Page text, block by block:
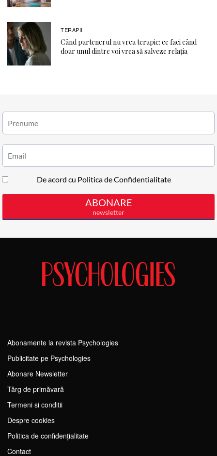
TERAPII
Când partenerul nu vrea terapie: ce faci când
doar unul dintre voi vrea să salveze relația
Abonamente la revista Psychologies
Publicitate pe Psychologies
Abonare Newsletter
Tărg de primăvară
Termeni si conditii
Despre cookies
Politica de confidențialitate
Contact